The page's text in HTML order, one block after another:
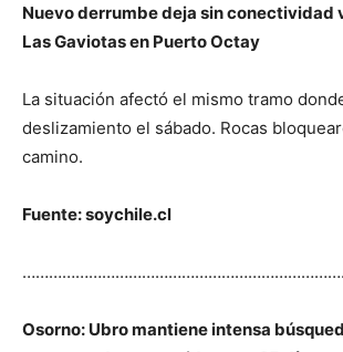
Nuevo derrumbe deja sin conectividad
Las Gaviotas en Puerto Octay
La situación afectó el mismo tramo
deslizamiento el sábado. Rocas
camino.
Fuente: soychile.cl
Osorno: Ubro mantiene intensa